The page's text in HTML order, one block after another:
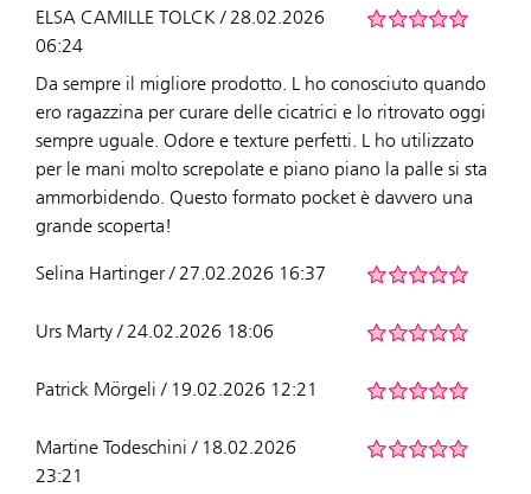
ELSA CAMILLE TOLCK / 28.02.2026
06:24
Da sempre il migliore prodotto. L ho conosciuto quando
ero ragazzina per curare delle cicatrici e lo ritrovato oggi
sempre uguale. Odore e texture perfetti. L ho utilizzato
per le mani molto screpolate e piano piano la palle si sta
ammorbidendo. Questo formato pocket è davvero una
grande scoperta!
Selina Hartinger / 27.02.2026 16:37
Urs Marty / 24.02.2026 18:06
Patrick Mörgeli / 19.02.2026 12:21
Martine Todeschini / 18.02.2026
23:21